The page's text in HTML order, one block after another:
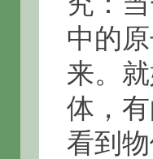
中的
来。
体，
看到